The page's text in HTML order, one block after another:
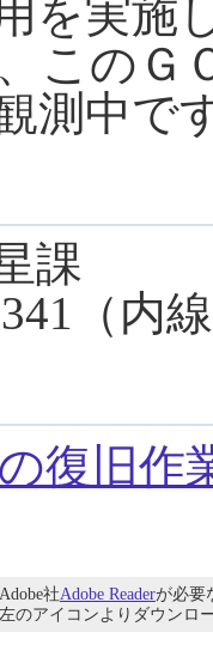
を実施
このＧ
測中で
課
（内
復旧作
社Adobe Readerが必要
のアイコンよりダウンロ